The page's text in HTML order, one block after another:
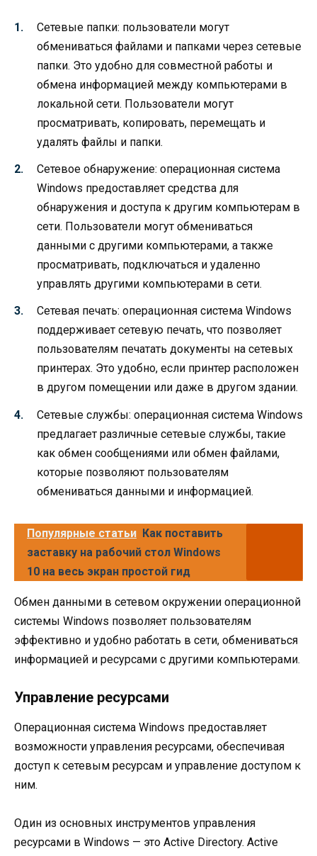
Сетевые папки: пользователи могут
обмениваться файлами и папками через сетевые
папки. Это удобно для совместной работы и
обмена информацией между компьютерами в
локальной сети. Пользователи могут
просматривать, копировать, перемещать и
удалять файлы и папки.
Сетевое обнаружение: операционная система
Windows предоставляет средства для
обнаружения и доступа к другим компьютерам в
сети. Пользователи могут обмениваться
данными с другими компьютерами, а также
просматривать, подключаться и удаленно
управлять другими компьютерами в сети.
Сетевая печать: операционная система Windows
поддерживает сетевую печать, что позволяет
пользователям печатать документы на сетевых
принтерах. Это удобно, если принтер расположен
в другом помещении или даже в другом здании.
Сетевые службы: операционная система Windows
предлагает различные сетевые службы, такие
как обмен сообщениями или обмен файлами,
которые позволяют пользователям
обмениваться данными и информацией.
Популярные статьи Как поставить
заставку на рабочий стол Windows
10 на весь экран простой гид
Обмен данными в сетевом окружении операционной
системы Windows позволяет пользователям
эффективно и удобно работать в сети, обмениваться
информацией и ресурсами с другими компьютерами.
Управление ресурсами
Операционная система Windows предоставляет
возможности управления ресурсами, обеспечивая
доступ к сетевым ресурсам и управление доступом к
ним.
Один из основных инструментов управления
ресурсами в Windows — это Active Directory. Active